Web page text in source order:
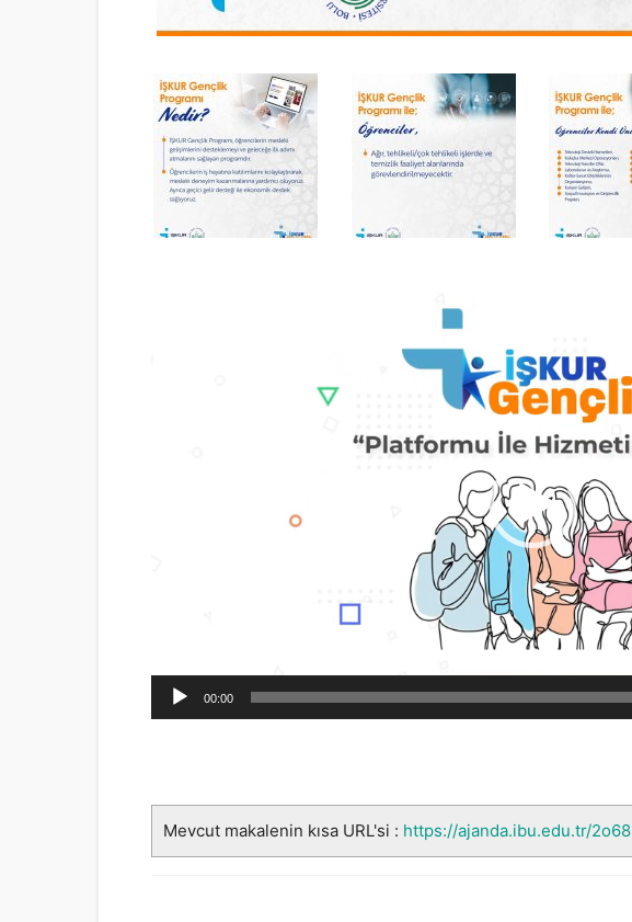
00:00
Mevcut makalenin kısa URL'si : https://ajanda.ibu.edu.tr/2o68